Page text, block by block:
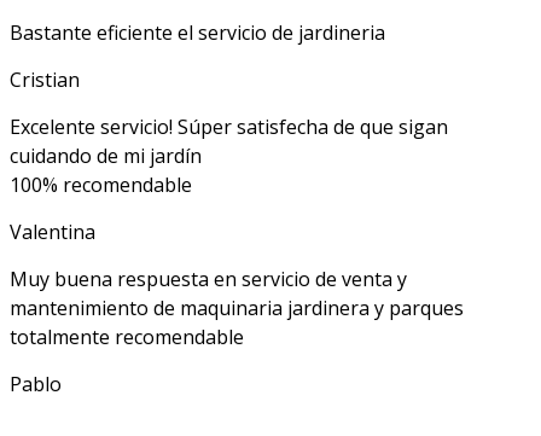
Bastante eficiente el servicio de jardineria
Cristian
Excelente servicio! Súper satisfecha de que sigan
cuidando de mi jardín
100% recomendable
Valentina
Muy buena respuesta en servicio de venta y
mantenimiento de maquinaria jardinera y parques
totalmente recomendable
Pablo